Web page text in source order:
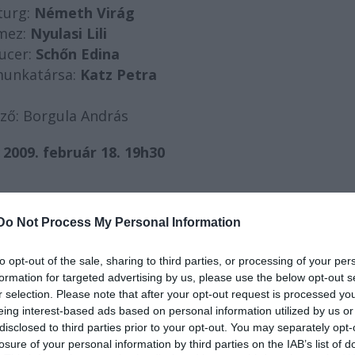
Not Process My Personal Information
opt-out of the sale, sharing to third parties, or processing of your
for targeted advertising by us, please use the below opt-out
selection. Please note that after your opt-out request is processed
interest-based ads based on personal information utilized by us
to third parties prior to your opt-out. You may separately
of your personal information by third parties on the IAB’s list of
Németh Virág
Nyulasi Lili
Schőn Edina
Katz Petra
Borgula András
február 18. 19h30
sokan mások...
bűvész. Mit bűvész?! Egyenesen varázslónak
Igen ám, de miféle asszonnyal verte